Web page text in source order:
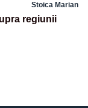
Stoica Marian
regiunii